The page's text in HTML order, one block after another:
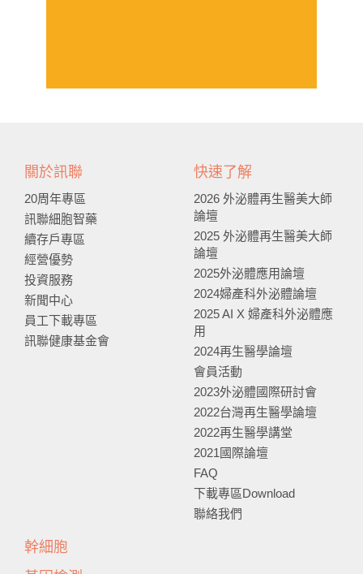
關於訊聯
20周年專區
訊聯細胞智藥
續存戶專區
經營優勢
投資服務
新聞中心
員工下載專區
訊聯健康基金會
快速了解
2026 外泌體再生醫美大師
論壇
2025 外泌體再生醫美大師
論壇
2025外泌體應用論壇
2024婦產科外泌體論壇
2025 AI X 婦產科外泌體應
用
2024再生醫學論壇
會員活動
2023外泌體國際研討會
2022台灣再生醫學論壇
2022再生醫學講堂
2021國際論壇
FAQ
下載專區Download
聯絡我們
幹細胞